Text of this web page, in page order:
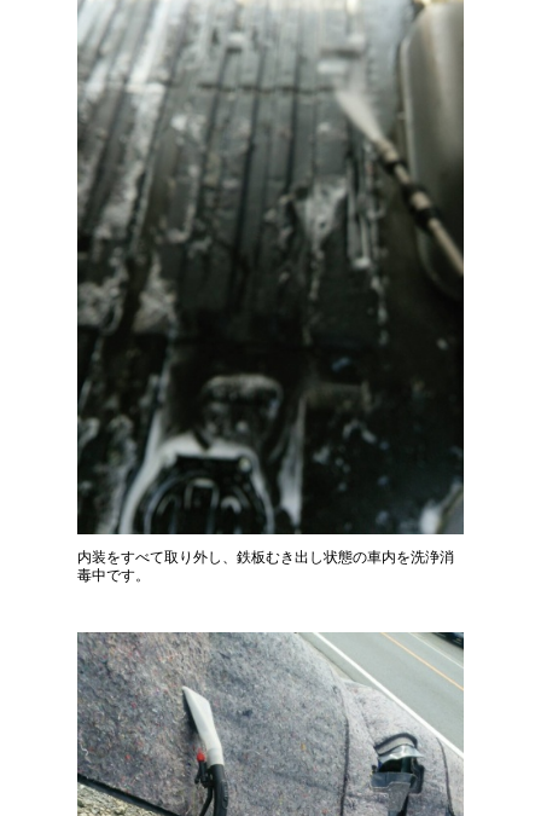
内装をすべて取り外し、鉄板むき出し状態の車内を洗浄消
毒中です。